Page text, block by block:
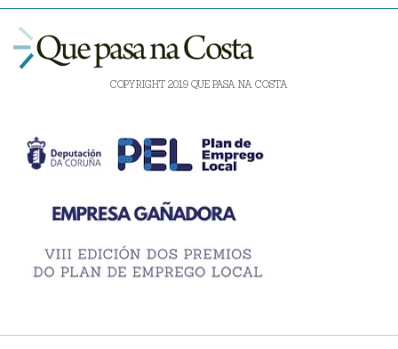
COPYRIGHT 2019 QUE PASA NA COSTA